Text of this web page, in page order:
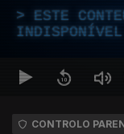
ESTE
INDISPONÍVEL
CONTROLO